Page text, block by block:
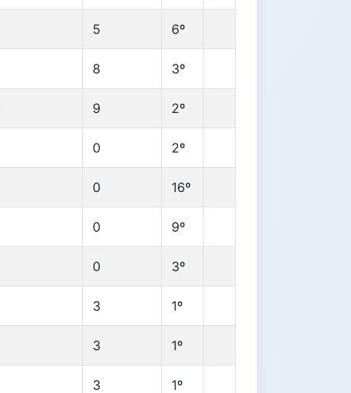
5 6º
8 3º
9 2º
0 2º
0 16º
0 9º
0 3º
3 1º
3 1º
3 1º